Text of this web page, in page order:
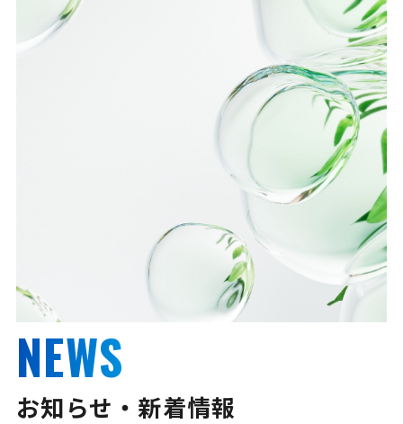
NEWS
お知らせ・新着情報